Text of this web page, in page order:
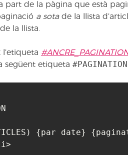
part de la pàgina que està
a sotade la llista
la llista.
l’etiqueta
següent etiqueta #PAGINATION
{par date}